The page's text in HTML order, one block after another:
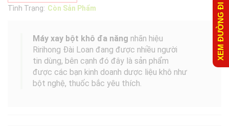
Tình Trạng: Còn Sản Phẩm
Máy xay bột khô đa năng nhãn hiệu
Ririhong Đài Loan đang được nhiều người
tin dùng, bên cạnh đó đây là sản phẩm
được các bạn kinh doanh dược liệu khô như
bột nghệ, thuốc bắc yêu thích.
XEM ĐƯỜNG ĐI